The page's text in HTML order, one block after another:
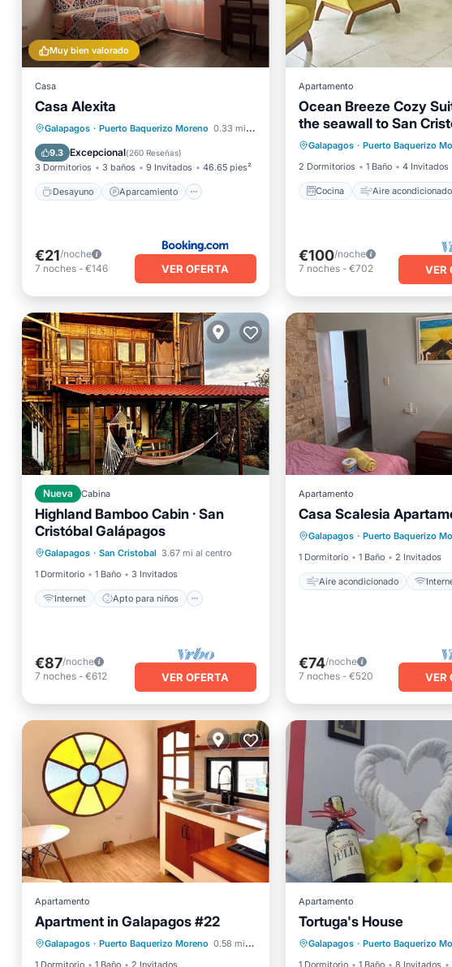
Muy bien valorado
Casa
Casa Alexita
Galapagos · Puerto Baquerizo Moreno 0.33 mi al centro
9.3 Excepcional(260 Reseñas)
3 Dormitorios 3 baños 9 Invitados 46.65 pies²
Desayuno Aparcamiento
Desayuno
Aparcamiento
Balcón/Terraza
Cocina
€21/noche
7 noches - €146 VER OFERTA
Apartamento
Ocean Breeze Cozy
the seawall to San
Galapagos · Puerto Baquerizo
2 Dormitorios
1 Baño 4 Invitados
Cocina Aire acondicionado
Cocina
Aire
Internet
Apto para
€100/noche
7 noches- €702 VER
Nueva Cabina
Highland Bamboo Cabin · San
Cristóbal Galápagos
Galapagos · San Cristobal 3.67 mi al centro
1 Dormitorio
1 Baño 3 Invitados
Internet Apto para niños
Internet
Apto para niños
Ropa de cama
Seguridad/Protección
€87/noche
7 noches - €612 VER OFERTA
Apartamento
Casa Scalesia
Galapagos · Puerto Baquerizo
1 Dormitorio
1 Baño 2 Invitados
Aire acondicionado
Aire acondicionado
Apto para niños
Ropa
€74/noche
7 noches- €520 VER
Apartamento
Apartment in Galapagos #22
Galapagos · Puerto Baquerizo Moreno 0.58 mi al centro
1 Dormitorio
1 Baño 2 Invitados
Aire acondicionado
Internet
Apto para niños
Lavandería
Apartamento
Tortuga's House
Galapagos · Puerto Baquerizo
1 Dormitorio
1 Baño 8 Invitados
Bañera de hidromasaje
Aparcamiento
Cocina